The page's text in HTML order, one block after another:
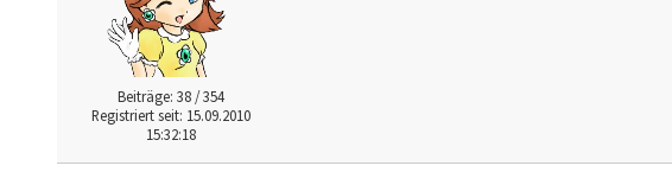
Beiträge: 38 / 354
Registriert seit: 15.09.2010
15:32:18